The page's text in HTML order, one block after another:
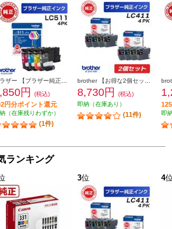
円 (税込)
円分ポイント還元
（在庫残りわずか）
(1件)
8,730円
(税込)
即納（在庫あり）
(11件) 即
ランキング
3位 4